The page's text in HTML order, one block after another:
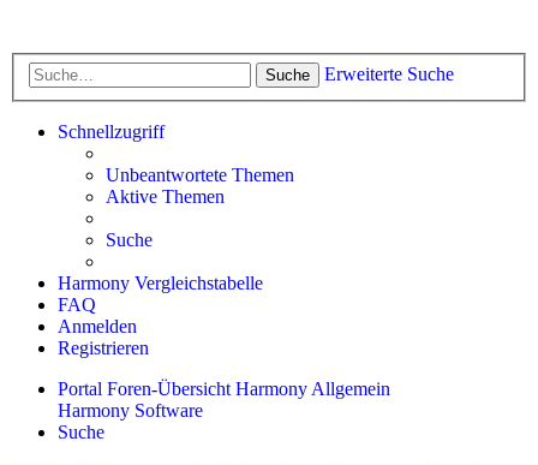
Suche Erweiterte Suche
Schnellzugriff
Unbeantwortete Themen
Aktive Themen
Suche
Harmony Vergleichstabelle
FAQ
Anmelden
Registrieren
Portal Foren-Übersicht Harmony Allgemein
Harmony Software
Suche